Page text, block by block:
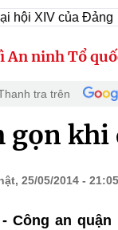
của Đảng
An ninh Tổ
tra trên
gọn khi
25/05/2014 - 21:05
- Công an